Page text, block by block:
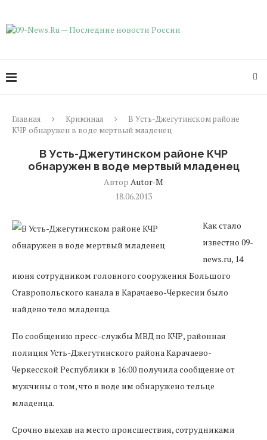
Главная Криминал
В Усть-Джегутинском районе
КЧР обнаружен в воде мертвый младенец
В Усть-Джегутинском районе КЧР
обнаружен в воде мертвый младенец
Автор Autor-M
18.06.2013
Как стало
известно 09-
news.ru, 14
июня сотрудником головного сооружения Большого
Ставропольского канала в Карачаево-Черкесии было
найдено тело младенца.
По сообщению пресс-службы МВД по КЧР, районная
полиция Усть-Джегутинского района Карачаево-
Черкесской Республики в 16:00 получила сообщение от
мужчины о том, что в воде им обнаружено тельце
младенца.
Срочно выехав на место происшествия, сотрудниками